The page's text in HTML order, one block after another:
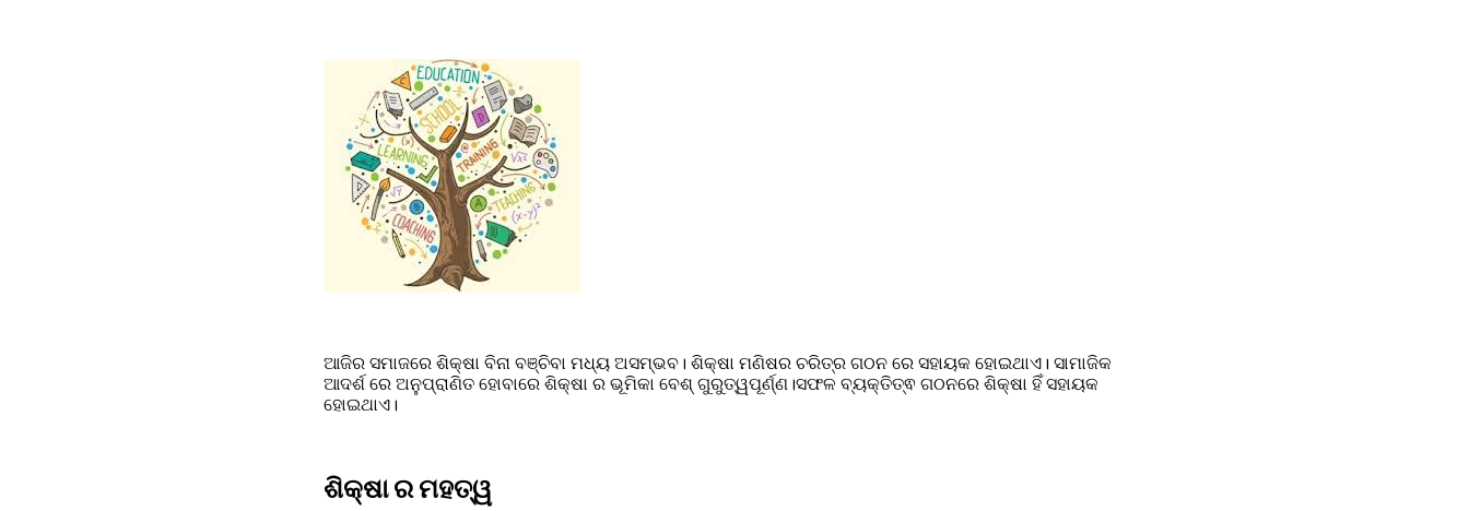
ଆଜିର ସମାଜରେ ଶିକ୍ଷା ବିନା ବଞ୍ଚିବା ମଧ୍ୟ ଅସମ୍ଭବ। ଶିକ୍ଷା ମଣିଷର ଚରିତ୍ର ଗଠନ ରେ ସହାୟକ ହୋଇଥାଏ। ସାମାଜିକ
ଆଦର୍ଶ ରେ ଅନୁପ୍ରାଣିତ ହୋବାରେ ଶିକ୍ଷା ର ଭୂମିକା ବେଶ୍ ଗୁରୁତ୍ୱପୂର୍ଣ୍ଣ।ସଫଳ ବ୍ୟକ୍ତିତ୍ଵ ଗଠନରେ ଶିକ୍ଷା ହିଁ ସହାୟକ
ହୋଇଥାଏ।
ଶିକ୍ଷା ର ମହତ୍ୱ